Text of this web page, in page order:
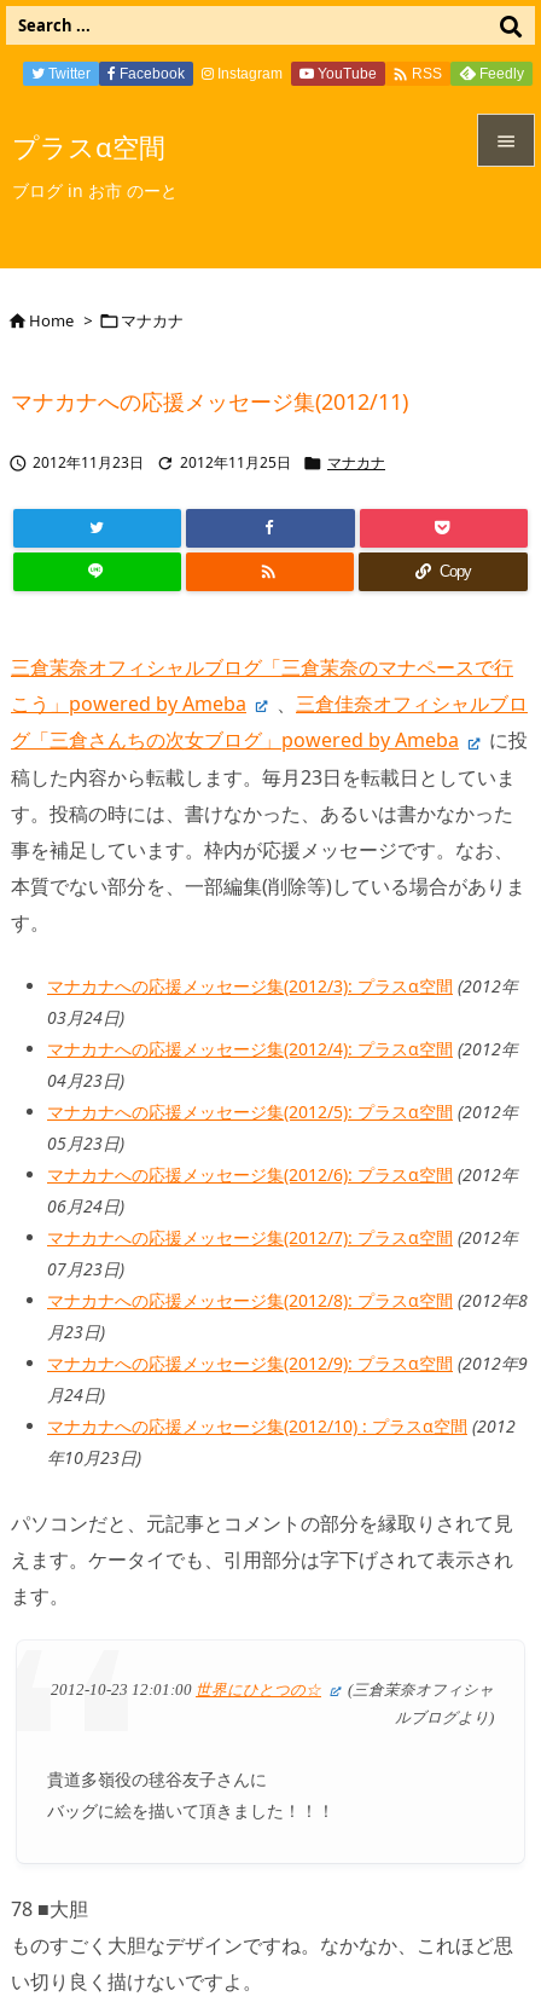
プラスα空間
ブログ in お市 のーと

Twitter Facebook Instagram YouTube  RSS Feedly
Home > マナカナ
マナカナへの応援メッセージ集(2012/11)
 2012年11月23日  2012年11月25日  マナカナ
 Copy
三倉茉奈オフィシャルブログ「三倉茉奈のマナペースで行
こう」powered by Ameba
、 三倉佳奈オフィシャルブロ
グ「三倉さんちの次女ブログ」powered by Ameba
に投
稿した内容から転載します。毎月23日を転載日としていま
す。投稿の時には、書けなかった、あるいは書かなかった
事を補足しています。枠内が応援メッセージです。なお、
本質でない部分を、一部編集(削除等)している場合がありま
す。
マナカナへの応援メッセージ集(2012/3): プラスα空間 (2012年
03月24日)
マナカナへの応援メッセージ集(2012/4): プラスα空間 (2012年
04月23日)
マナカナへの応援メッセージ集(2012/5): プラスα空間 (2012年
05月23日)
マナカナへの応援メッセージ集(2012/6): プラスα空間 (2012年
06月24日)
マナカナへの応援メッセージ集(2012/7): プラスα空間 (2012年
07月23日)
マナカナへの応援メッセージ集(2012/8): プラスα空間 (2012年8
月23日)
マナカナへの応援メッセージ集(2012/9): プラスα空間 (2012年9
月24日)
マナカナへの応援メッセージ集(2012/10) : プラスα空間 (2012
年10月23日)
パソコンだと、元記事とコメントの部分を縁取りされて見
えます。ケータイでも、引用部分は字下げされて表示され
ます。
2012-10-23 12:01:00 世界にひとつの☆
(三倉茉奈オフィシャ
ルブログより)
貴道多嶺役の毬谷友子さんに
バッグに絵を描いて頂きました！！！
78 ■大胆
ものすごく大胆なデザインですね。なかなか、これほど思
い切り良く描けないですよ。